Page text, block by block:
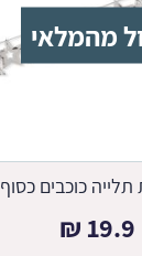
מהמלאי
כוכבים כסוף
19.9
₪